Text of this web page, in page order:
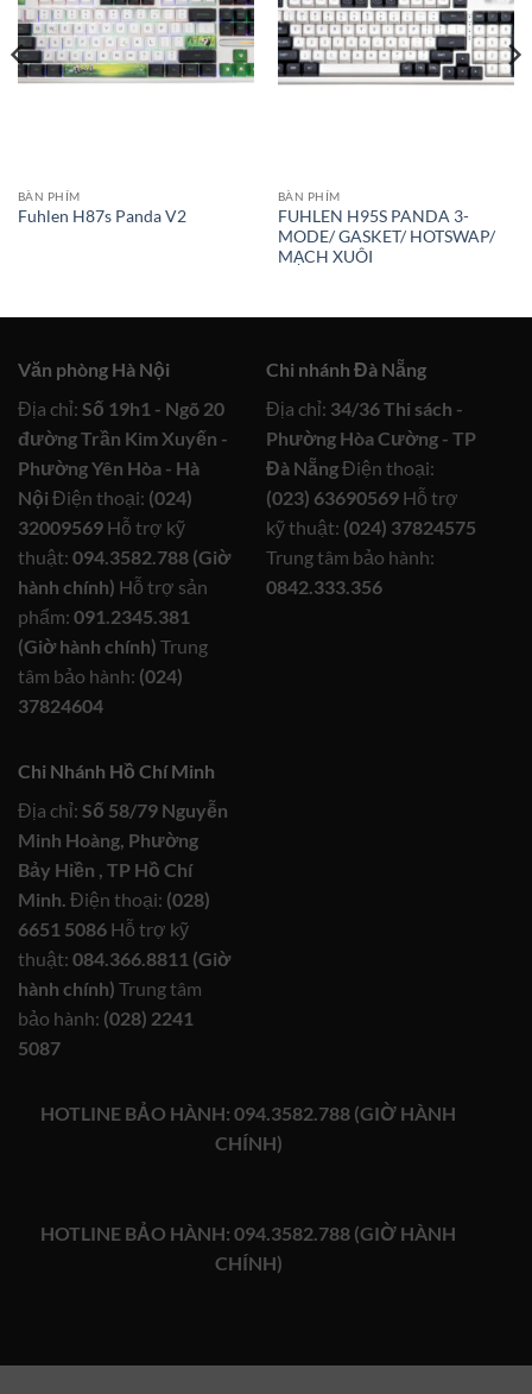
BÀN PHÍM
Fuhlen H87s Panda V2
BÀN PHÍM
FUHLEN H95S PANDA 3-
MODE/ GASKET/ HOTSWAP/
MẠCH XUÔI
Văn phòng Hà Nội
Địa chỉ: Số 19h1 - Ngõ 20
đường Trần Kim Xuyến -
Phường Yên Hòa - Hà
Nội Điện thoại: (024)
32009569 Hỗ trợ kỹ
thuật: 094.3582.788 (Giờ
hành chính) Hỗ trợ sản
phẩm: 091.2345.381
(Giờ hành chính) Trung
tâm bảo hành: (024)
37824604
Chi nhánh Đà Nẵng
Địa chỉ: 34/36 Thi sách -
Phường Hòa Cường - TP
Đà NẵngĐiện thoại:
(023) 63690569 Hỗ trợ
kỹ thuật: (024) 37824575
Trung tâm bảo hành:
0842.333.356
Chi Nhánh Hồ Chí Minh
Địa chỉ: Số 58/79 Nguyễn
Minh Hoàng, Phường
Bảy Hiền , TP Hồ Chí
Minh. Điện thoại: (028)
6651 5086 Hỗ trợ kỹ
thuật: 084.366.8811 (Giờ
hành chính) Trung tâm
bảo hành: (028) 2241
5087
HOTLINE BẢO HÀNH: 094.3582.788 (GIỜ HÀNH
CHÍNH)
HOTLINE BẢO HÀNH: 094.3582.788 (GIỜ HÀNH
CHÍNH)